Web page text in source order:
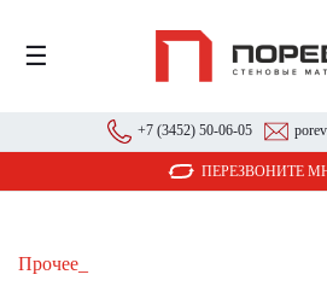
☰
+7 (3452) 50-06-05
ПЕРЕЗВОНИТЕ
Прочее_